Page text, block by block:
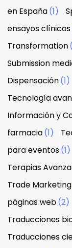
en España(1)
ensayos clínicos
Transformation
Submission
Dispensación(1)
Tecnología
Información y
farmacia(1)
para eventos(1)
Terapias
Trade Marketing
páginas web(2)
Traducciones
Traducciones